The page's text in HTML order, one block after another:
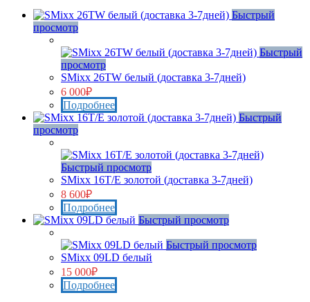
Быстрый
просмотр
Быстрый
просмотр
SMixx 26TW белый (доставка 3-7дней)
6 000₽
Подробнее
Быстрый
просмотр
Быстрый просмотр
SMixx 16T/E золотой (доставка 3-7дней)
8 600₽
Подробнее
Быстрый просмотр
Быстрый просмотр
SMixx 09LD белый
15 000₽
Подробнее